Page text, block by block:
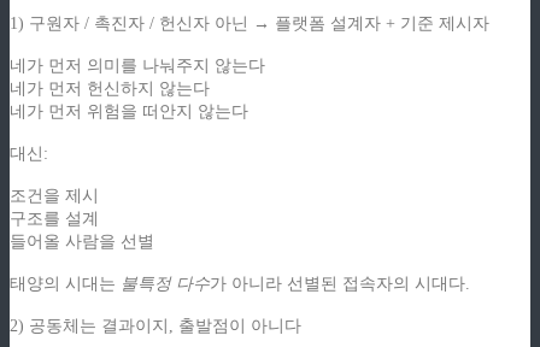
1) 구원자 / 촉진자 / 헌신자 아닌 → 플랫폼 설계자 + 기준 제시자
네가 먼저 의미를 나눠주지 않는다
네가 먼저 헌신하지 않는다
네가 먼저 위험을 떠안지 않는다
대신:
조건을 제시
구조를 설계
들어올 사람을 선별
태양의 시대는 불특정 다수가 아니라 선별된 접속자의 시대다.
2) 공동체는 결과이지, 출발점이 아니다